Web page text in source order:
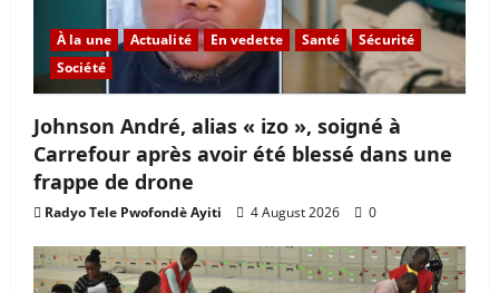
À la une Actualité En vedette Santé
Sécurité
Société
Johnson André, alias « izo », soigné à
Carrefour après avoir été blessé dans une
frappe de drone
Radyo Tele Pwofondè Ayiti 4 August 2026 0